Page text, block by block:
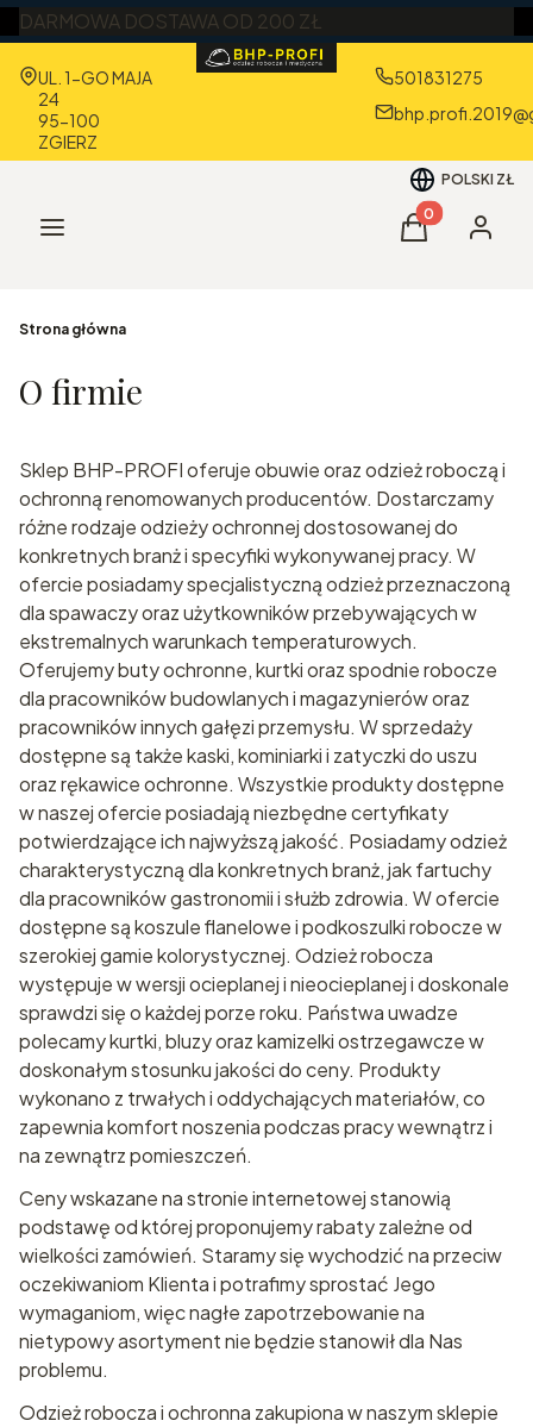
DARMOWA DOSTAWA OD 200 ZŁ
Adres:
UL. 1-GO MAJA
24
95-100
ZGIERZ
501831275
POLSKI ZŁ
Menu Produkty w
Koszyk
Strona główna
O firmie
Sklep BHP-PROFI oferuje obuwie oraz odzież roboczą i
ochronną renomowanych producentów. Dostarczamy
różne rodzaje odzieży ochronnej dostosowanej do
konkretnych branż i specyfiki wykonywanej pracy. W
ofercie posiadamy specjalistyczną odzież przeznaczoną
dla spawaczy oraz użytkowników przebywających w
ekstremalnych warunkach temperaturowych.
Oferujemy buty ochronne, kurtki oraz spodnie robocze
dla pracowników budowlanych i magazynierów oraz
pracowników innych gałęzi przemysłu. W sprzedaży
dostępne są także kaski, kominiarki i zatyczki do uszu
oraz rękawice ochronne. Wszystkie produkty dostępne
w naszej ofercie posiadają niezbędne certyfikaty
potwierdzające ich najwyższą jakość. Posiadamy odzież
charakterystyczną dla konkretnych branż, jak fartuchy
dla pracowników gastronomii i służb zdrowia. W ofercie
dostępne są koszule flanelowe i podkoszulki robocze w
szerokiej gamie kolorystycznej. Odzież robocza
występuje w wersji ocieplanej i nieocieplanej i doskonale
sprawdzi się o każdej porze roku. Państwa uwadze
polecamy kurtki, bluzy oraz kamizelki ostrzegawcze w
doskonałym stosunku jakości do ceny. Produkty
wykonano z trwałych i oddychających materiałów, co
zapewnia komfort noszenia podczas pracy wewnątrz i
na zewnątrz pomieszczeń.
Ceny wskazane na stronie internetowej stanowią
podstawę od której proponujemy rabaty zależne od
wielkości zamówień. Staramy się wychodzić na przeciw
oczekiwaniom Klienta i potrafimy sprostać Jego
wymaganiom, więc nagłe zapotrzebowanie na
nietypowy asortyment nie będzie stanowił dla Nas
problemu.
Odzież robocza i ochronna zakupiona w naszym sklepie